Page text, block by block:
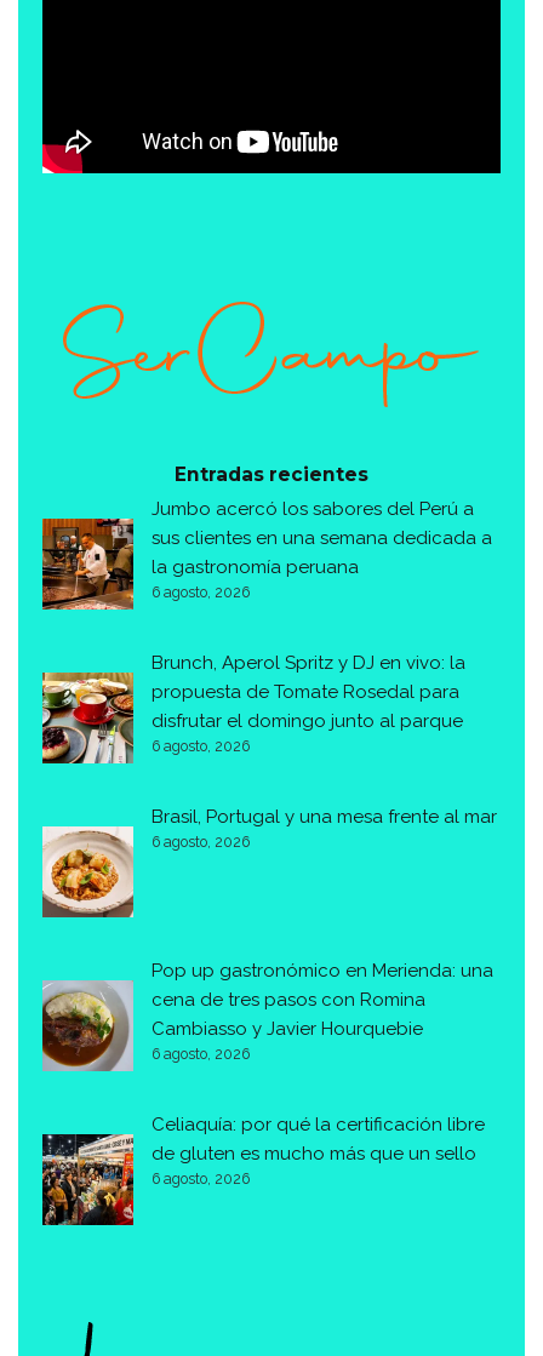
Entradas recientes
Jumbo acercó los sabores del Perú a
sus clientes en una semana dedicada a
la gastronomía peruana
6 agosto, 2026
Brunch, Aperol Spritz y DJ en vivo: la
propuesta de Tomate Rosedal para
disfrutar el domingo junto al parque
6 agosto, 2026
Brasil, Portugal y una mesa frente al mar
6 agosto, 2026
Pop up gastronómico en Merienda: una
cena de tres pasos con Romina
Cambiasso y Javier Hourquebie
6 agosto, 2026
Celiaquía: por qué la certificación libre
de gluten es mucho más que un sello
6 agosto, 2026